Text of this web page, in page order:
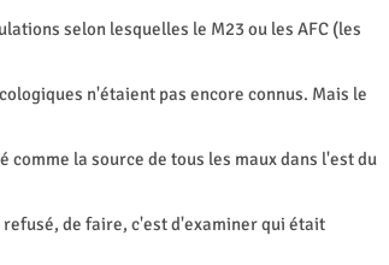
selon lesquelles le M23 ou les AFC (les
n'étaient pas encore connus. Mais le
la source de tous les maux dans l'est du
refusé, de faire, c'est d'examiner qui était